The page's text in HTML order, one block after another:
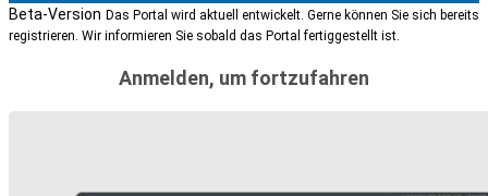
Beta-Version Das Portal wird aktuell entwickelt. Gerne können Sie sich bereits
registrieren. Wir informieren Sie sobald das Portal fertiggestellt ist.
Anmelden, um fortzufahren